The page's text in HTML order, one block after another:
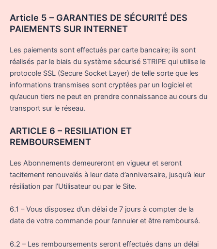
Article 5 – GARANTIES DE SÉCURITÉ DES
PAIEMENTS SUR INTERNET
Les paiements sont effectués par carte bancaire; ils sont
réalisés par le biais du système sécurisé STRIPE qui utilise le
protocole SSL (Secure Socket Layer) de telle sorte que les
informations transmises sont cryptées par un logiciel et
qu’aucun tiers ne peut en prendre connaissance au cours du
transport sur le réseau.
ARTICLE 6 – RESILIATION ET
REMBOURSEMENT
Les Abonnements demeureront en vigueur et seront
tacitement renouvelés à leur date d’anniversaire, jusqu’à leur
résiliation par l’Utilisateur ou par le Site.
6.1 – Vous disposez d’un délai de 7 jours à compter de la
date de votre commande pour l’annuler et être remboursé.
6.2 – Les remboursements seront effectués dans un délai